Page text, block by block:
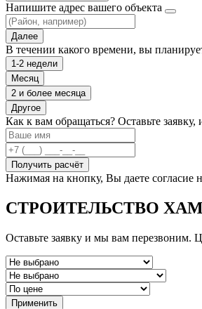
Напишите адрес вашего объекта
Далее
В течении какого времени, вы
1-2 недели
Месяц
2 и более месяца
Другое
Как к вам обращаться? Оставьте
Получить расчёт
Нажимая на кнопку, Вы даете согласие
СТРОИТЕЛЬСТВО
Оставьте заявку и мы вам перезвоним.
Применить